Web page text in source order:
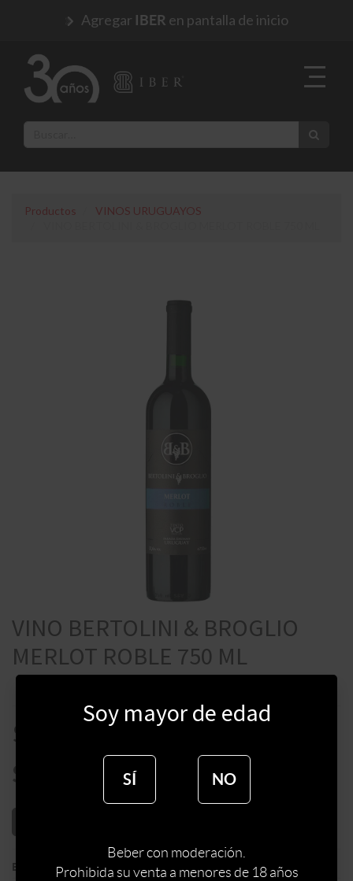
Agregar IBER en pantalla de inicio
Productos
VINOS URUGUAYOS
VINO BERTOLINI & BROGLIO
MERLOT ROBLE 750 ML
$
$
BODEGA: BODEGA BERTOLINI & BROGLIO
Soy mayor de edad
SÍ NO
Beber con moderación.
Prohibida su venta a menores de 18 años